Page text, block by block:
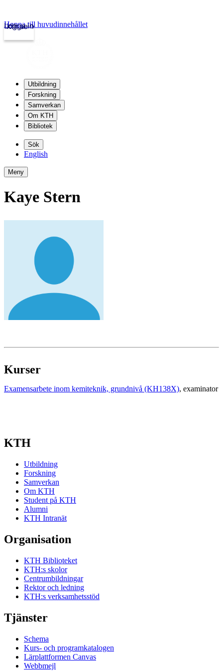
kth.se
Logga in
Hoppa till huvudinnehållet
Utbildning
Forskning
Samverkan
Om KTH
Bibliotek
Sök
English
Meny
Kaye Stern
Kurser
Examensarbete inom kemiteknik, grundnivå (KH138X), examinator
KTH
Utbildning
Forskning
Samverkan
Om KTH
Student på KTH
Alumni
KTH Intranät
Organisation
KTH Biblioteket
KTH:s skolor
Centrumbildningar
Rektor och ledning
KTH:s verksamhetsstöd
Tjänster
Schema
Kurs- och programkatalogen
Lärplattformen Canvas
Webbmejl